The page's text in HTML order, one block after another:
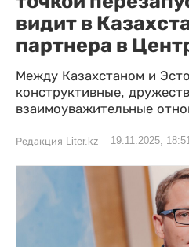
видит в
партнера в
Между Казахстаном и
конструктивные,
взаимоуважительные
Редакция Liter.kz 19.11.2025,